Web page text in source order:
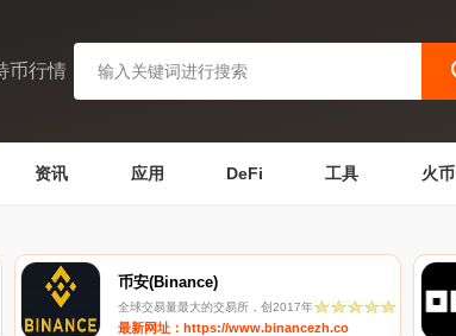
币行情
资讯 应用 DeFi 工具 火币
币安(Binance)
全球交易量最大的交易所，创2017年
最新网址：https://www.binancezh.co